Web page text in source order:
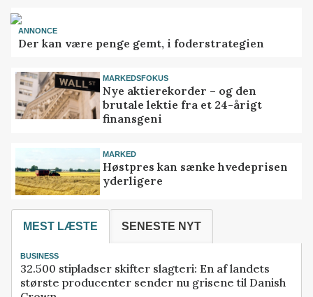
ANNONCE
Der kan være penge gemt, i foderstrategien
MARKEDSFOKUS
Nye aktierekorder – og den
brutale lektie fra et 24-årigt
finansgeni
MARKED
Høstpres kan sænke hvedeprisen
yderligere
MEST LÆSTE SENESTE NYT
BUSINESS
32.500 stipladser skifter slagteri: En af landets
største producenter sender nu grisene til Danish